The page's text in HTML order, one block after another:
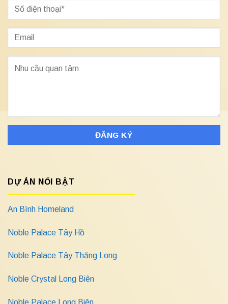
DỰ ÁN NỔI BẬT
An Bình Homeland
Noble Palace Tây Hồ
Noble Palace Tây Thăng Long
Noble Crystal Long Biên
Noble Palace Long Biên